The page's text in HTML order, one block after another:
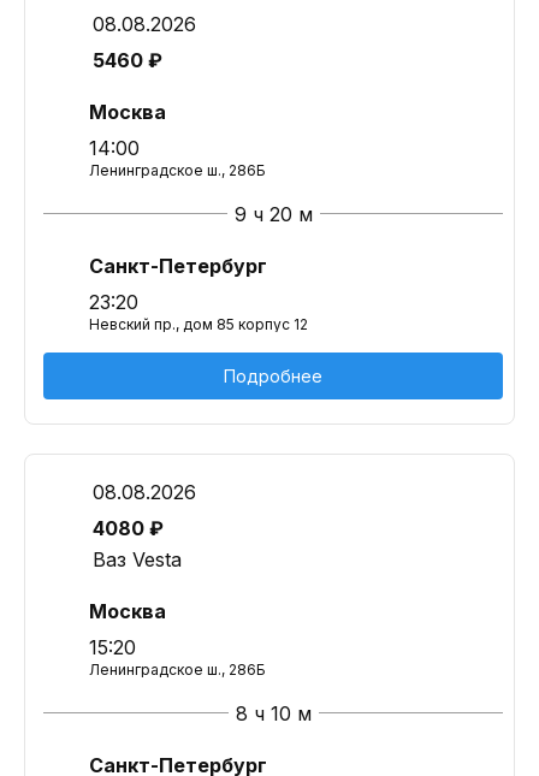
08.08.2026
5460 ₽
Москва
14:00
Ленинградское ш., 286Б
9 ч 20 м
Санкт-Петербург
23:20
Невский пр., дом 85 корпус 12
Подробнее
08.08.2026
4080 ₽
Ваз Vesta
Москва
15:20
Ленинградское ш., 286Б
8 ч 10 м
Санкт-Петербург